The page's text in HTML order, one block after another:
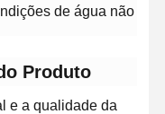
de água não
Produto​
e a qualidade da